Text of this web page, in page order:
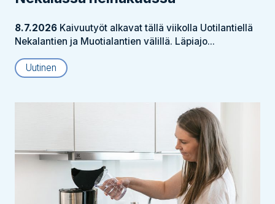
8.7.2026 Kaivuutyöt alkavat tällä viikolla Uotilantiellä
Nekalantien ja Muotialantien välillä. Läpiajo...
Uutinen